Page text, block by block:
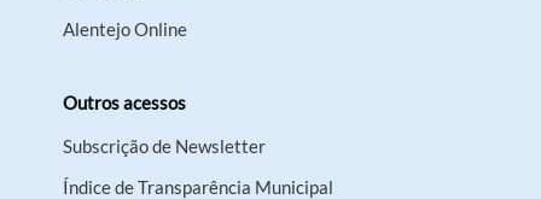
Alentejo Online
Outros acessos
Subscrição de Newsletter
Índice de Transparência Municipal